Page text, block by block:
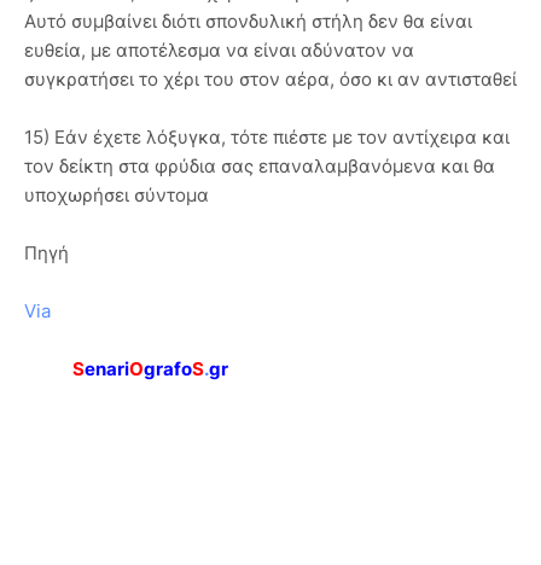
Αυτό συμβαίνει διότι σπονδυλική στήλη δεν θα είναι
ευθεία, με αποτέλεσμα να είναι αδύνατον να
συγκρατήσει το χέρι του στον αέρα, όσο κι αν αντισταθεί
15) Εάν έχετε λόξυγκα, τότε πιέστε με τον αντίχειρα και
τον δείκτη στα φρύδια σας επαναλαμβανόμενα και θα
υποχωρήσει σύντομα
Πηγή
Via
SenariOgrafoS.gr